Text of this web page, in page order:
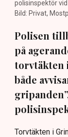
polisinspektör
Bild: Privat,
Polisen
på
torvtäkten
både
Torvtäkten i